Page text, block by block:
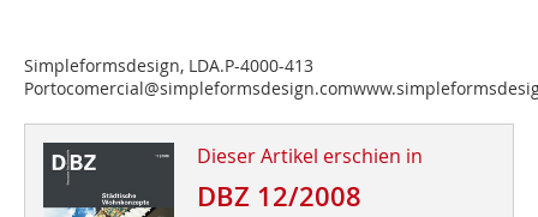
Simpleformsdesign, LDA.P-4000-413
Dieser Artikel erschien in
DBZ 12/2008